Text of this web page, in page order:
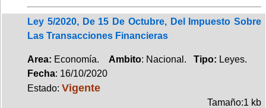
Ley 5/2020, De 15 De Octubre, Del Impuesto Sobre
Las Transacciones Financieras
Area: Economía. Ambito: Nacional. Tipo: Leyes.
Fecha: 16/10/2020
Estado: Vigente
Tamaño:1 kb